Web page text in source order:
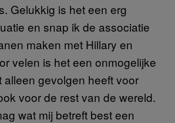
Gelukkig is het een erg
en snap ik de associatie
maken met Hillary en
velen is het een onmogelijke
alleen gevolgen heeft voor
voor de rest van de wereld.
wat mij betreft best een